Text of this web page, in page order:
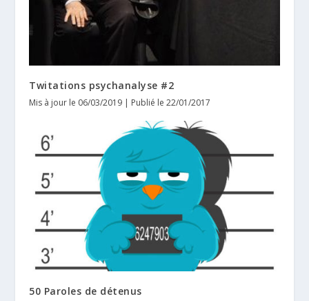
Twitations psychanalyse #2
Mis à jour le 06/03/2019 | Publié le 22/01/2017
50 Paroles de détenus